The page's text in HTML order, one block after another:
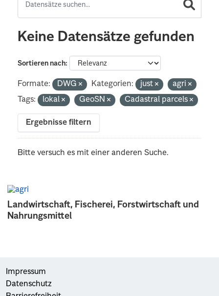
Landwirtschaft, Fischerei, Forstwirtschaft und
Nahrungsmittel
Keine Datensätze gefunden
Sortieren nach
Formate: DWG Kategorien: just
agri
Tags:
lokal GeoSN Cadastral parcels
Ergebnisse filtern
Bitte versuch es mit einer anderen Suche.
Impressum
Datenschutz